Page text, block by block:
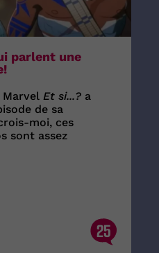
parlent une
Et si...? a
de sa
moi, ces
sont assez
25